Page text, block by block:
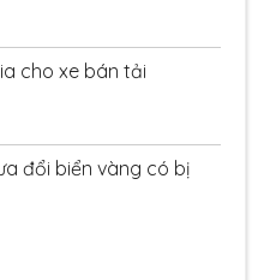
cho xe bán tải
đổi biển vàng có bị